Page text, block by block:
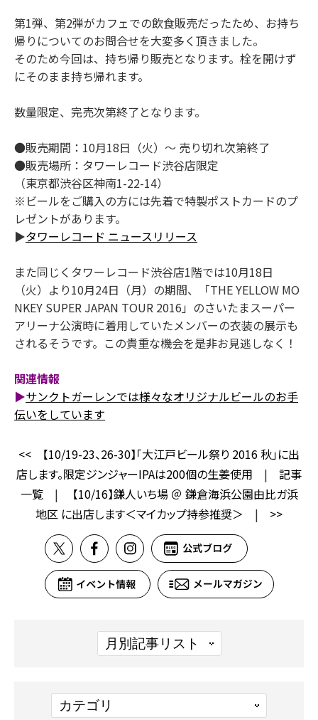
第1弾、第2弾がカフェでの飲食販売だったため、お持ち
帰りについてのお問合せを大変多く頂きました。
そのため今回は、持ち帰り販売となります。栓を開けず
にそのまま持ち帰れます。
数量限定、完売次第終了となります。
●販売期間：10月18日（火）～ 売り切れ次第終了
●販売場所：タワーレコード渋谷店限定
（東京都渋谷区神南1-22-14）
※ビールをご購入の方には先着で特製ポストカードのプ
レゼントがあります。
▶タワーレコード ニュースリリース
また同じくタワーレコード渋谷店1階では10月18日
（火）より10月24日（月）の期間、「THE YELLOW MO
NKEY SUPER JAPAN TOUR 2016」のさいたまスーパー
アリーナ公演時に着用していたメンバーの衣装の展示も
されるそうです。この貴重な機会を是非お見逃しなく！
関連情報
▶サンクトガーレンでは様々なオリジナルビールのお手
伝いをしています
<<
【10/19-23、26-30】「大江戸ビール祭り 2016 秋」に出
店します。限定ジンジャーIPAは200個の生姜使用 | 記事
一覧|
【10/16】鎌人いち場 ＠ 鎌倉海浜公園由比ガ浜
地区 に出店します＜マイカップ持参推奨＞ | >>